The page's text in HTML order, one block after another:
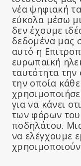
νέα ψηφιακή
εύκολα μέσω
δεν έχουμε
δεδομένα μας
αυτό η
ευρωπαϊκή
ταυτότητα την
την οποία
για να κάνει
των φόρων του
ποδηλάτου.
να ελέγχουμε